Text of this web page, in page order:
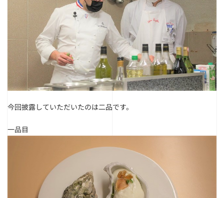
今回披露していただいたのは二品です。
一品目